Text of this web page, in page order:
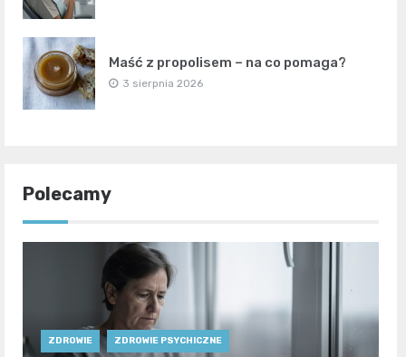
Maść z propolisem – na co pomaga?
3 sierpnia 2026
Polecamy
ZDROWIE ZDROWIE PSYCHICZNE